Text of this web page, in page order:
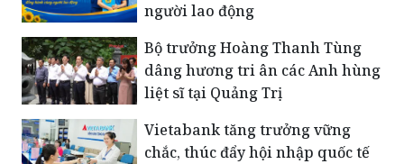
người lao động
Bộ trưởng Hoàng Thanh Tùng
dâng hương tri ân các Anh hùng
liệt sĩ tại Quảng Trị
Vietabank tăng trưởng vững
chắc, thúc đẩy hội nhập quốc tế